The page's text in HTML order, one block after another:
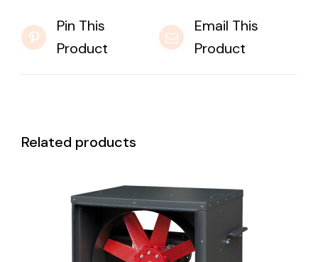
Pin This
Product
Email This
Product
Related products